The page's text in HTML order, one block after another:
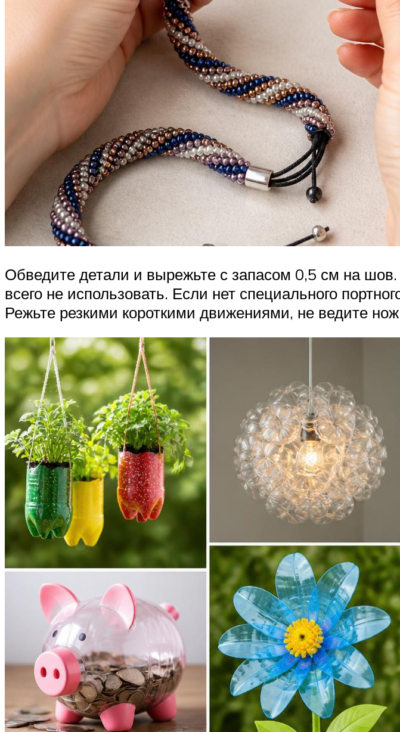
Обведите детали и вырежьте с запасом 0,5 см на
всего не использовать. Если нет специального
Режьте резкими короткими движениями, не ведите